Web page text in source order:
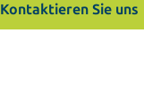
Kontaktieren Sie uns